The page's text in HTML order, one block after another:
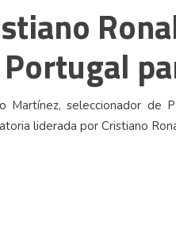
Martínez, seleccionador de
liderada por Cristiano